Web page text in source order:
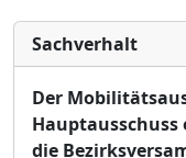
Sachverhalt
Der Mobilitä
die